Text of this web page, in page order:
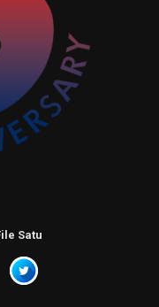
Satu